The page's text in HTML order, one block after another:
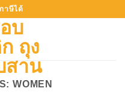
าษีได้
WOMEN